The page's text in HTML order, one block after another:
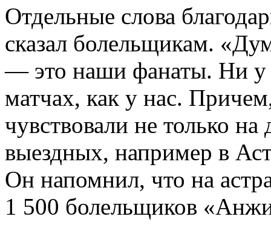
Отдельные слова
сказал болельщикам.
— это наши фанаты. Ни у
матчах, как у нас.
чувствовали не только
выездных, например в
Он напомнил, что на
1 500 болельщиков